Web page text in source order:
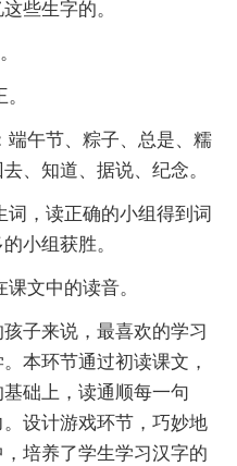
些生字的。
端午节、粽子、总是、糯
、知道、据说、纪念。
，读正确的小组得到词
小组获胜。
文中的读音。
子来说，最喜欢的学习
本环节通过初读课文，
础上，读通顺每一句
设计游戏环节，巧妙地
培养了学生学习汉字的